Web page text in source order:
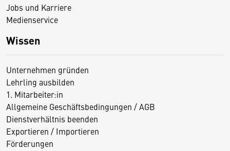
Jobs und Karriere
Medienservice
Wissen
Unternehmen gründen
Lehrling ausbilden
1. Mitarbeiter:in
Allgemeine Geschäftsbedingungen / AGB
Dienstverhältnis beenden
Exportieren / Importieren
Förderungen